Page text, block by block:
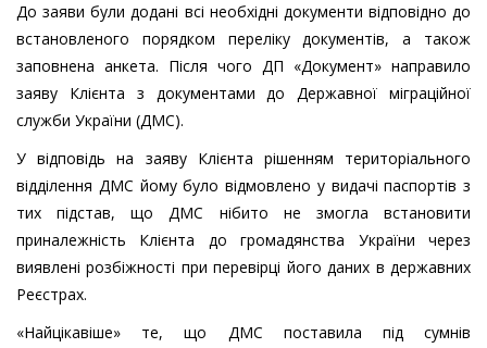
До заяви були додані всі необхідні документи відповідно до
встановленого порядком переліку документів, а також
заповнена анкета. Після чого ДП «Документ» направило
заяву Клієнта з документами до Державної міграційної
служби України (ДМС).
У відповідь на заяву Клієнта рішенням територіального
відділення ДМС йому було відмовлено у видачі паспортів з
тих підстав, що ДМС нібито не змогла встановити
приналежність Клієнта до громадянства України через
виявлені розбіжності при перевірці його даних в державних
Реєстрах.
«Найцікавіше» те, що ДМС поставила під сумнів